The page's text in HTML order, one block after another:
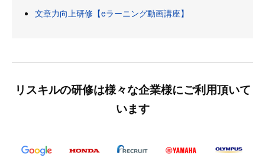
文章力向上研修【eラーニング動画講座】
リスキルの研修は様々な企業様にご利用頂いて
います